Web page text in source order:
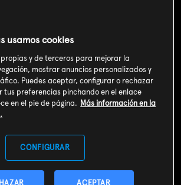
Valoración de usuarios
3 517 votos
SOY CLIENTE
usamos cookies
propias y de terceros para mejorar la
mostrar anuncios personalizados y
Puedes aceptar, configurar o rechazar
tus preferencias pinchando en el enlace
en el pie de página. Más información en la
CONFIGURAR
ACEPTAR